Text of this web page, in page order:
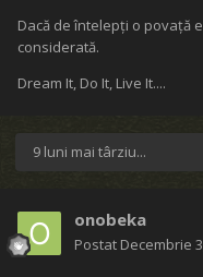
Dacă de întelepţi o povaţă
considerată.
Dream It, Do It, Live It....
9 luni mai târziu...
onobeka
Postat Decembrie